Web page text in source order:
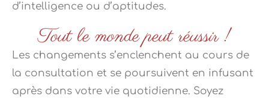
d’intelligence ou d’aptitudes.
Tout le monde peut réussir !
Les changements s’enclenchent au cours de
la consultation et se poursuivent en infusant
après dans votre vie quotidienne. Soyez